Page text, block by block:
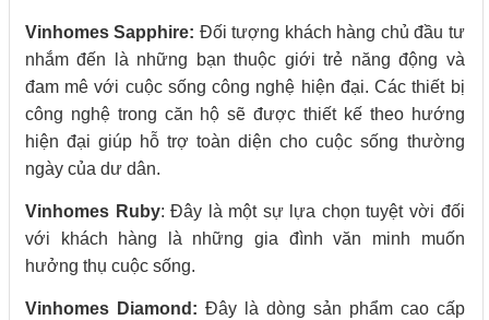
Vinhomes Sapphire: Đối tượng khách hàng chủ đầu tư
nhắm đến là những bạn thuộc giới trẻ năng động và
đam mê với cuộc sống công nghệ hiện đại. Các thiết bị
công nghệ trong căn hộ sẽ được thiết kế theo hướng
hiện đại giúp hỗ trợ toàn diện cho cuộc sống thường
ngày của dư dân.
Vinhomes Ruby: Đây là một sự lựa chọn tuyệt vời đối
với khách hàng là những gia đình văn minh muốn
hưởng thụ cuộc sống.
Vinhomes Diamond: Đây là dòng sản phẩm cao cấp